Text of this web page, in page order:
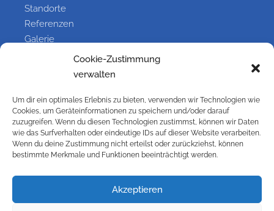
Cookie-Zustimmung
verwalten
Um dir ein optimales Erlebnis zu bieten, verwenden wir Technologien wie
Cookies, um Geräteinformationen zu speichern und/oder darauf
zuzugreifen. Wenn du diesen Technologien zustimmst, können wir Daten
wie das Surfverhalten oder eindeutige IDs auf dieser Website verarbeiten.
Wenn du deine Zustimmung nicht erteilst oder zurückziehst, können
bestimmte Merkmale und Funktionen beeinträchtigt werden.
Akzeptieren
Standorte
Referenzen
Galerie
Information
Kontakt
Impressum
Versandbedingungen